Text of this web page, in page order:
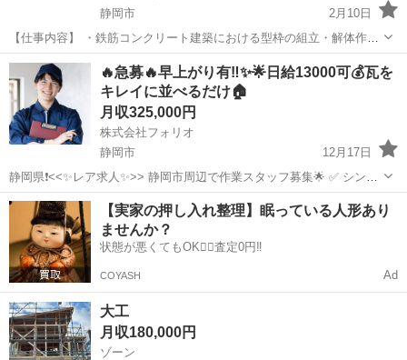
静岡市
2月10日
【仕事内容】 ・鉄筋コンクリート建築における型枠の組立・解体作業
・コンクリートを流し込むための“型”を作る仕事です ・現場は静岡市
内が中心です ・未経験者も安心！現場に慣れることからスタートし、
先輩が丁寧に...
静岡 静岡市 大工 未経験
🔥急募🔥早上がり有‼️✨🌟日給13000可💰瓦を
キレイに並べるだけ🏠
月収325,000円
株式会社フォリオ
静岡市
12月17日
静岡県❗️<<✨レア求人✨>> 静岡市周辺で作業スタッフ募集🌟 ✅ シンプ
ル簡単作業で日給13,000円〜💰 ✅ 即採用・即日勤務できます✨ ✅ 未経
験でもガッツリ稼げます💴✨ ✨⭐️この求人に辿り...
静岡 静岡市 大工
【実家の押し入れ整理】眠っている人形あり
ませんか？
状態が悪くてもOK🙆‍♀️査定0円‼️
COYASH Ad
大工
月収180,000円
ゾーン